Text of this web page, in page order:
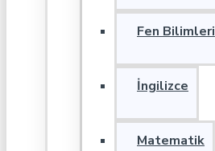
Fen Bilimleri
İngilizce
Matematik